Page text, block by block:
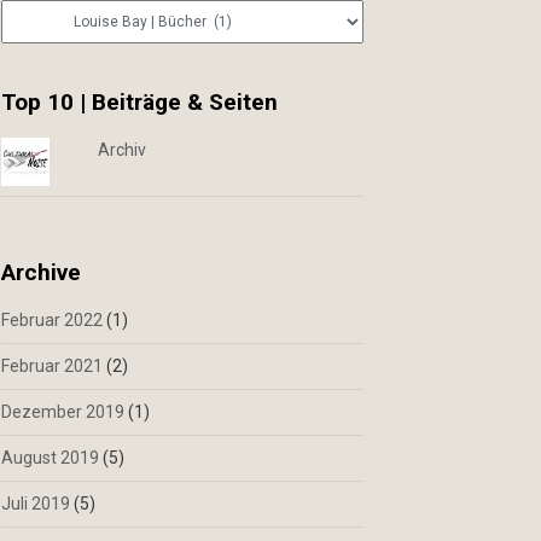
Top 10 | Beiträge & Seiten
Archiv
Archive
Februar 2022 (1)
Februar 2021 (2)
Dezember 2019 (1)
August 2019 (5)
Juli 2019 (5)